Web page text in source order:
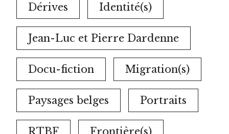
Dérives Identité(s)
Jean-Luc et Pierre Dardenne
Docu-fiction Migration(s)
Paysages belges Portraits
RTBF Frontière(s)